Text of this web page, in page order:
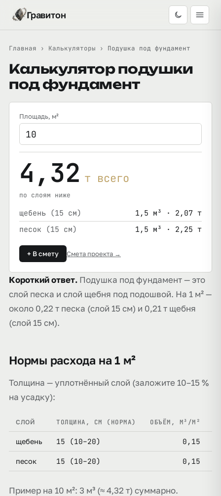
Гравитон
Главная › Калькуляторы › Подушка под фундамент
Калькулятор подушки
под фундамент
Площадь, м²
4,32 т всего
по слоям ниже
щебень (15 см)
1,5 м³ · 2,07 т
песок (15 см)
1,5 м³ · 2,25 т
+ В смету Смета проекта →
Короткий ответ. Подушка под фундамент — это
слой песка и слой щебня под подошвой. На 1 м² —
около 0,22 т песка (слой 15 см) и 0,21 т щебня
(слой 15 см).
Нормы расхода на 1 м²
Толщина — уплотнённый слой (заложите 10–15 %
на усадку):
СЛОЙ ТОЛЩИНА, СМ (НОРМА) ОБЪЁМ, М³/М²
щебень 15 (10–20) 0,15
песок 15 (10–20) 0,15
Пример на 10 м²: 3 м³ (≈ 4,32 т) суммарно.